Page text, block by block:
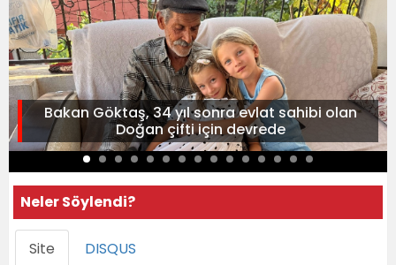
Bakan Göktaş, 34 yıl sonra evlat sahibi olan
Doğan çifti için devrede
Neler Söylendi?
Site DISQUS